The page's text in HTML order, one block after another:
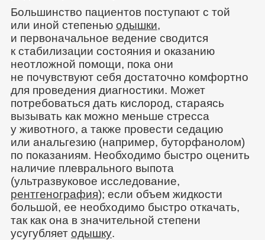
Большинство пациентов поступают с той
или иной степенью одышки,
и первоначальное ведение сводится
к стабилизации состояния и оказанию
неотложной помощи, пока они
не почувствуют себя достаточно комфортно
для проведения диагностики. Может
потребоваться дать кислород, стараясь
вызывать как можно меньше стресса
у животного, а также провести седацию
или анальгезию (например, буторфанолом)
по показаниям. Необходимо быстро оценить
наличие плеврального выпота
(ультразвуковое исследование,
рентгенография); если объем жидкости
большой, ее необходимо быстро откачать,
так как она в значительной степени
усугубляет одышку.